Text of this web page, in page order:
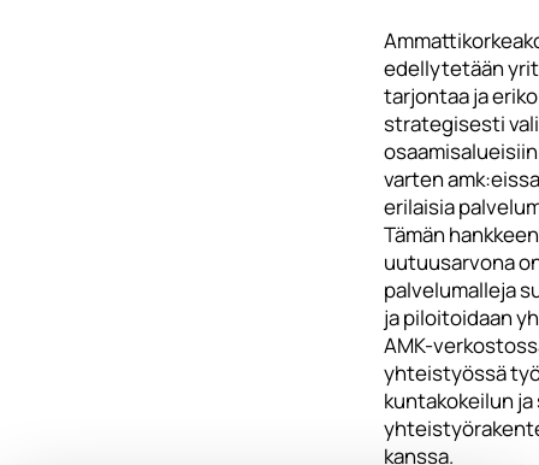
edellytetään
tarjontaa ja
strategisesti
varten
erilaisia
Tämän hankkeen
uutuusarvona
palvelumalleja
ja piloitoidaan
AMK-
yhteistyössä
kuntakokeilun ja
kanssa.